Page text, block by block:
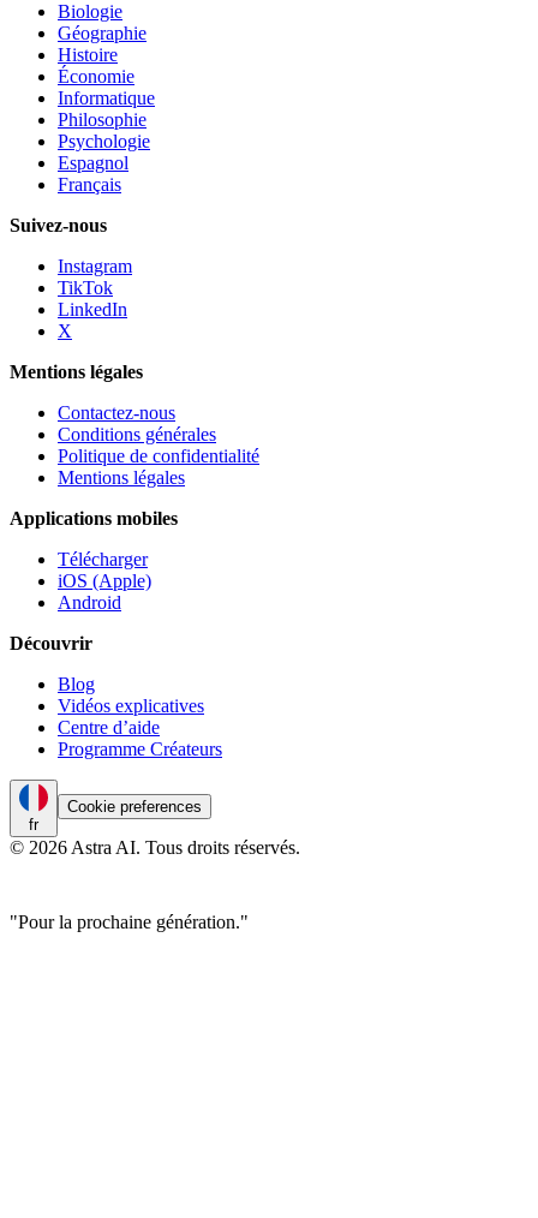
Biologie
Géographie
Histoire
Économie
Informatique
Philosophie
Psychologie
Espagnol
Français
Suivez-nous
Instagram
TikTok
LinkedIn
X
Mentions légales
Contactez-nous
Conditions générales
Politique de confidentialité
Mentions légales
Applications mobiles
Télécharger
iOS (Apple)
Android
Découvrir
Blog
Vidéos explicatives
Centre d’aide
Programme Créateurs
fr
Cookie preferences
© 2026 Astra AI. Tous droits réservés.
"Pour la prochaine génération."